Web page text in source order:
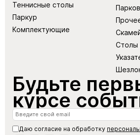
Теннисные столы
Паркур
Комплектующие
Столы
Будьте
курсе
Даю согласие на обработку